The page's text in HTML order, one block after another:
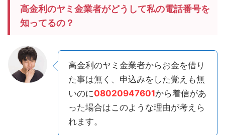
高金利のヤミ金業者がどうして私の電話番号を
知ってるの？
高金利のヤミ金業者からお金を借り
た事は無く、申込みをした覚えも無
いのに08020947601から着信があ
った場合はこのような理由が考えら
れます。